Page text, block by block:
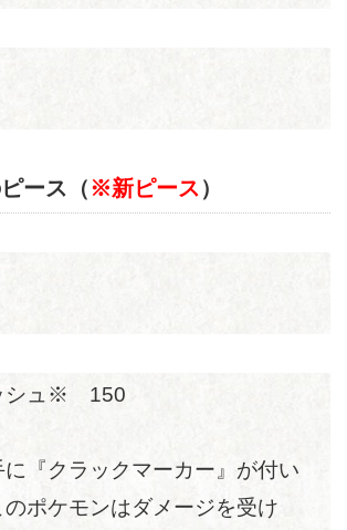
ース（※新ピース）
シュ※ 150
『クラックマーカー』が付い
ポケモンはダメージを受け